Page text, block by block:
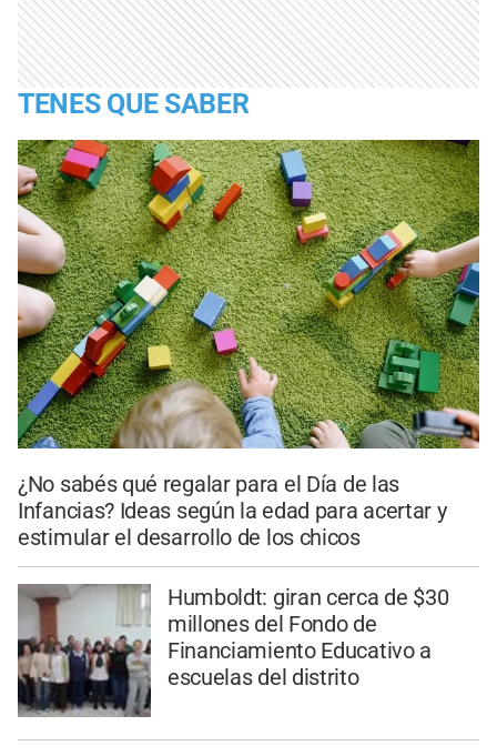
TENES QUE SABER
¿No sabés qué regalar para el Día de las
Infancias? Ideas según la edad para acertar y
estimular el desarrollo de los chicos
Humboldt: giran cerca de $30
millones del Fondo de
Financiamiento Educativo a
escuelas del distrito